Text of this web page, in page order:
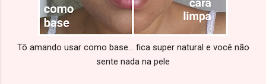
Tô amando usar como base... fica super natural e você não
sente nada na pele